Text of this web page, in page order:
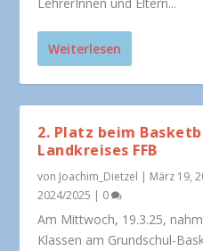
Weiterlesen
2. Platz beim
Landkreises FFB
von Joachim_Dietzel | März 19,
2024/2025 | 0
Am Mittwoch, 19.3.25,
Klassen am Grundschul-